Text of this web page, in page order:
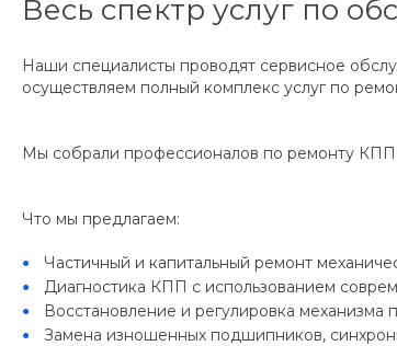
Весь спектр услуг по
Наши cпециалисты проводят сервисное
осуществляем полный комплекс услуг по
Мы собрали профессионалов по ремонту
Что мы предлагаем:
Частичный и капитальный ремонт
Диагностика КПП с использованием
Восстановление и регулировка механизма
Замена изношенных подшипников,